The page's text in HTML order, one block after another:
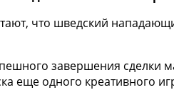
что шведский
завершения сделки
еще одного креативного